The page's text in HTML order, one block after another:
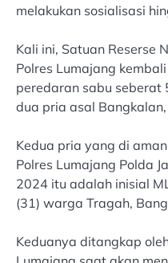
melakukan sosialisasi
Kali ini, Satuan Reserse
Polres Lumajang
peredaran sabu seberat
dua pria asal
Kedua pria yang di
Polres Lumajang Polda
2024 itu adalah inisial
(31) warga Tragah,
Keduanya ditangkap